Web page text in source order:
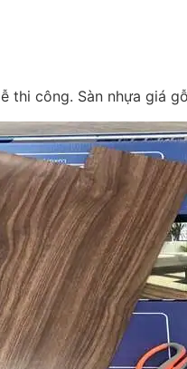
thi công. Sàn nhựa giá